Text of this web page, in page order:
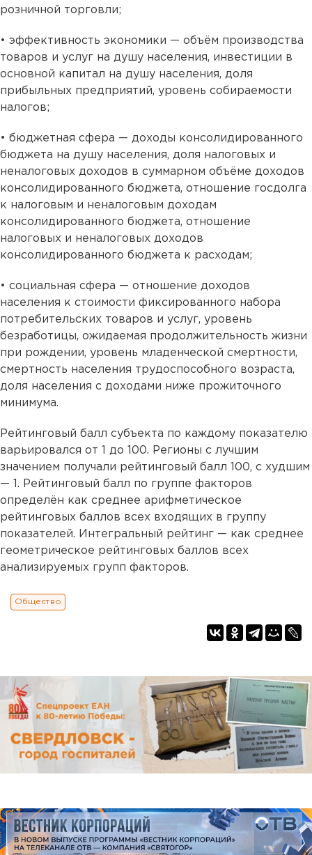
розничной торговли;
• эффективность экономики — объём производства
товаров и услуг на душу населения, инвестиции в
основной капитал на душу населения, доля
прибыльных предприятий, уровень собираемости
налогов;
• бюджетная сфера — доходы консолидированного
бюджета на душу населения, доля налоговых и
неналоговых доходов в суммарном объёме доходов
консолидированного бюджета, отношение госдолга
к налоговым и неналоговым доходам
консолидированного бюджета, отношение
налоговых и неналоговых доходов
консолидированного бюджета к расходам;
• социальная сфера — отношение доходов
населения к стоимости фиксированного набора
потребительских товаров и услуг, уровень
безработицы, ожидаемая продолжительность жизни
при рождении, уровень младенческой смертности,
смертность населения трудоспособного возраста,
доля населения с доходами ниже прожиточного
минимума.
Рейтинговый балл субъекта по каждому показателю
варьировался от 1 до 100. Регионы с лучшим
значением получали рейтинговый балл 100, с худшим
— 1. Рейтинговый балл по группе факторов
определён как среднее арифметическое
рейтинговых баллов всех входящих в группу
показателей. Интегральный рейтинг — как среднее
геометрическое рейтинговых баллов всех
анализируемых групп факторов.
Общество